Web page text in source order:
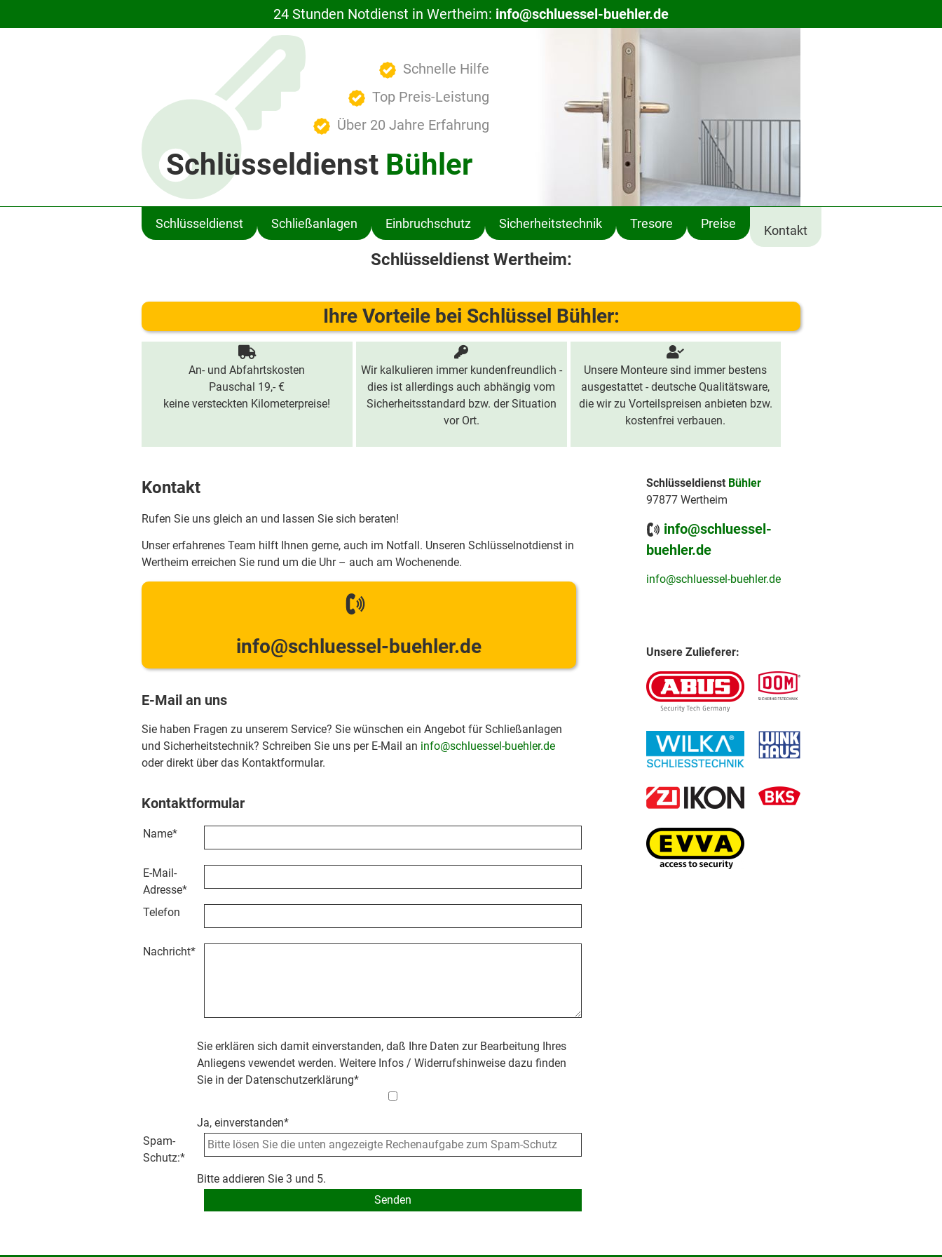
24 Stunden Notdienst in Wertheim: info@schluessel-buehler.de
Schnelle Hilfe
Top Preis-Leistung
Über 20 Jahre Erfahrung
Schlüsseldienst Bühler
Schlüsseldienst Schließanlagen Einbruchschutz Sicherheitstechnik Tresore Preise Kontakt
Schlüsseldienst Wertheim:
Ihre Vorteile bei Schlüssel Bühler:
An- und Abfahrtskosten
Pauschal 19,- €
keine versteckten Kilometerpreise!
Wir kalkulieren immer kundenfreundlich -
dies ist allerdings auch abhängig vom
Sicherheitsstandard bzw. der Situation
vor Ort.
Unsere Monteure sind immer bestens
ausgestattet - deutsche Qualitätsware,
die wir zu Vorteilspreisen anbieten bzw.
kostenfrei verbauen.
Kontakt
Rufen Sie uns gleich an und lassen Sie sich beraten!
Unser erfahrenes Team hilft Ihnen gerne, auch im Notfall. Unseren Schlüsselnotdienst in
Wertheim erreichen Sie rund um die Uhr – auch am Wochenende.
info@schluessel-buehler.de
E-Mail an uns
Sie haben Fragen zu unserem Service? Sie wünschen ein Angebot für Schließanlagen
und Sicherheitstechnik? Schreiben Sie uns per E-Mail an info@schluessel-buehler.de
oder direkt über das Kontaktformular.
Kontaktformular
Name*
E-Mail-
Adresse*
Telefon
Nachricht*
Sie erklären sich damit einverstanden, daß Ihre Daten zur Bearbeitung Ihres
Anliegens vewendet werden. Weitere Infos / Widerrufshinweise dazu finden
Sie in der Datenschutzerklärung*
Ja, einverstanden*
Spam-
Schutz:*
Bitte addieren Sie 3 und 5.
Schlüsseldienst Bühler
97877 Wertheim
info@schluessel-
buehler.de
info@schluessel-buehler.de
Unsere Zulieferer: